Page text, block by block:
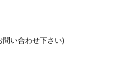
問い合わせ下さい)